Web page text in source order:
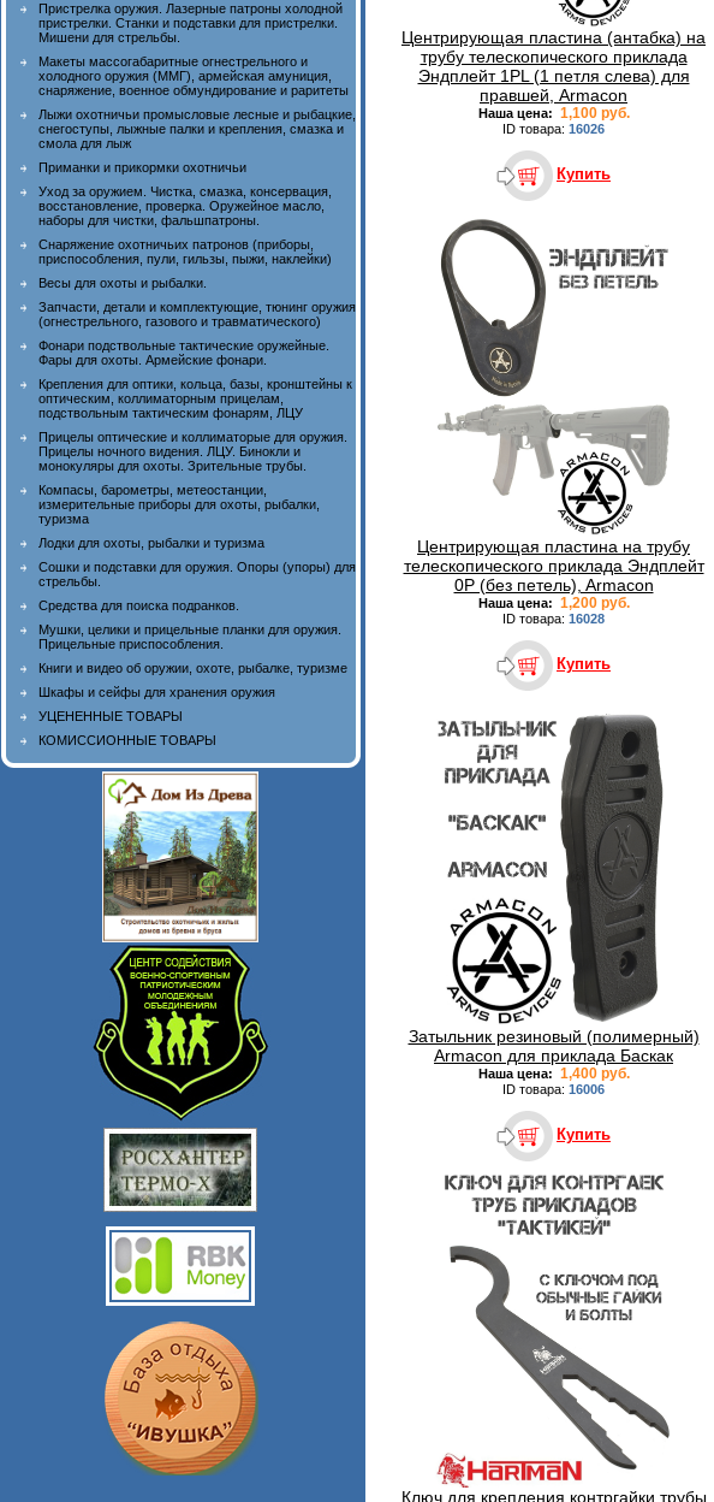
Пристрелка оружия. Лазерные патроны холодной
пристрелки. Станки и подставки для пристрелки.
Мишени для стрельбы.
Макеты массогабаритные огнестрельного и
холодного оружия (ММГ), армейская амуниция,
снаряжение, военное обмундирование и раритеты
Лыжи охотничьи промысловые лесные и рыбацкие,
снегоступы, лыжные палки и крепления, смазка и
смола для лыж
Приманки и прикормки охотничьи
Уход за оружием. Чистка, смазка, консервация,
восстановление, проверка. Оружейное масло,
наборы для чистки, фальшпатроны.
Снаряжение охотничьих патронов (приборы,
приспособления, пули, гильзы, пыжи, наклейки)
Весы для охоты и рыбалки.
Запчасти, детали и комплектующие, тюнинг оружия
(огнестрельного, газового и травматического)
Фонари подствольные тактические оружейные.
Фары для охоты. Армейские фонари.
Крепления для оптики, кольца, базы, кронштейны к
оптическим, коллиматорным прицелам,
подствольным тактическим фонарям, ЛЦУ
Прицелы оптические и коллиматорые для оружия.
Прицелы ночного видения. ЛЦУ. Бинокли и
монокуляры для охоты. Зрительные трубы.
Компасы, барометры, метеостанции,
измерительные приборы для охоты, рыбалки,
туризма
Лодки для охоты, рыбалки и туризма
Сошки и подставки для оружия. Опоры (упоры) для
стрельбы.
Средства для поиска подранков.
Мушки, целики и прицельные планки для оружия.
Прицельные приспособления.
Книги и видео об оружии, охоте, рыбалке, туризме
Шкафы и сейфы для хранения оружия
УЦЕНЕННЫЕ ТОВАРЫ
КОМИССИОННЫЕ ТОВАРЫ
Центрирующая пластина (антабка) на
трубу телескопического приклада
Эндплейт 1PL (1 петля слева) для
правшей, Armacon
Наша цена: 1,100 руб.
ID товара: 16026
Купить
Центрирующая пластина на трубу
телескопического приклада Эндплейт
0P (без петель), Armacon
Наша цена: 1,200 руб.
ID товара: 16028
Купить
Затыльник резиновый (полимерный)
Armacon для приклада Баскак
Наша цена: 1,400 руб.
ID товара: 16006
Купить
Ключ для крепления контргайки трубы